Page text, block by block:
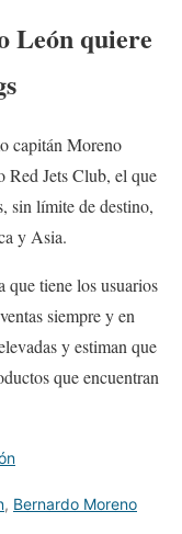
León quiere
capitán Moreno
Red Jets Club, el que
sin límite de destino,
y Asia.
que tiene los usuarios
siempre y en
y estiman que
que encuentran
, Bernardo Moreno